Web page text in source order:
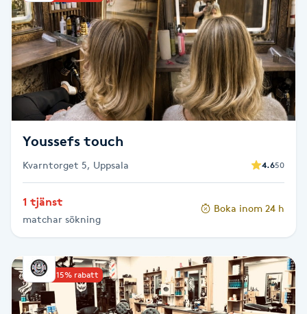
Brynformning
Brynfärgning
Brynplockning
Celluliter
Coachning
Color correction
Cryoterapi
Youssefs touch
Kvarntorget 5, Uppsala 4.650
1 tjänst
matchar sökning
Boka inom 24 h
Upp till 15% rabatt